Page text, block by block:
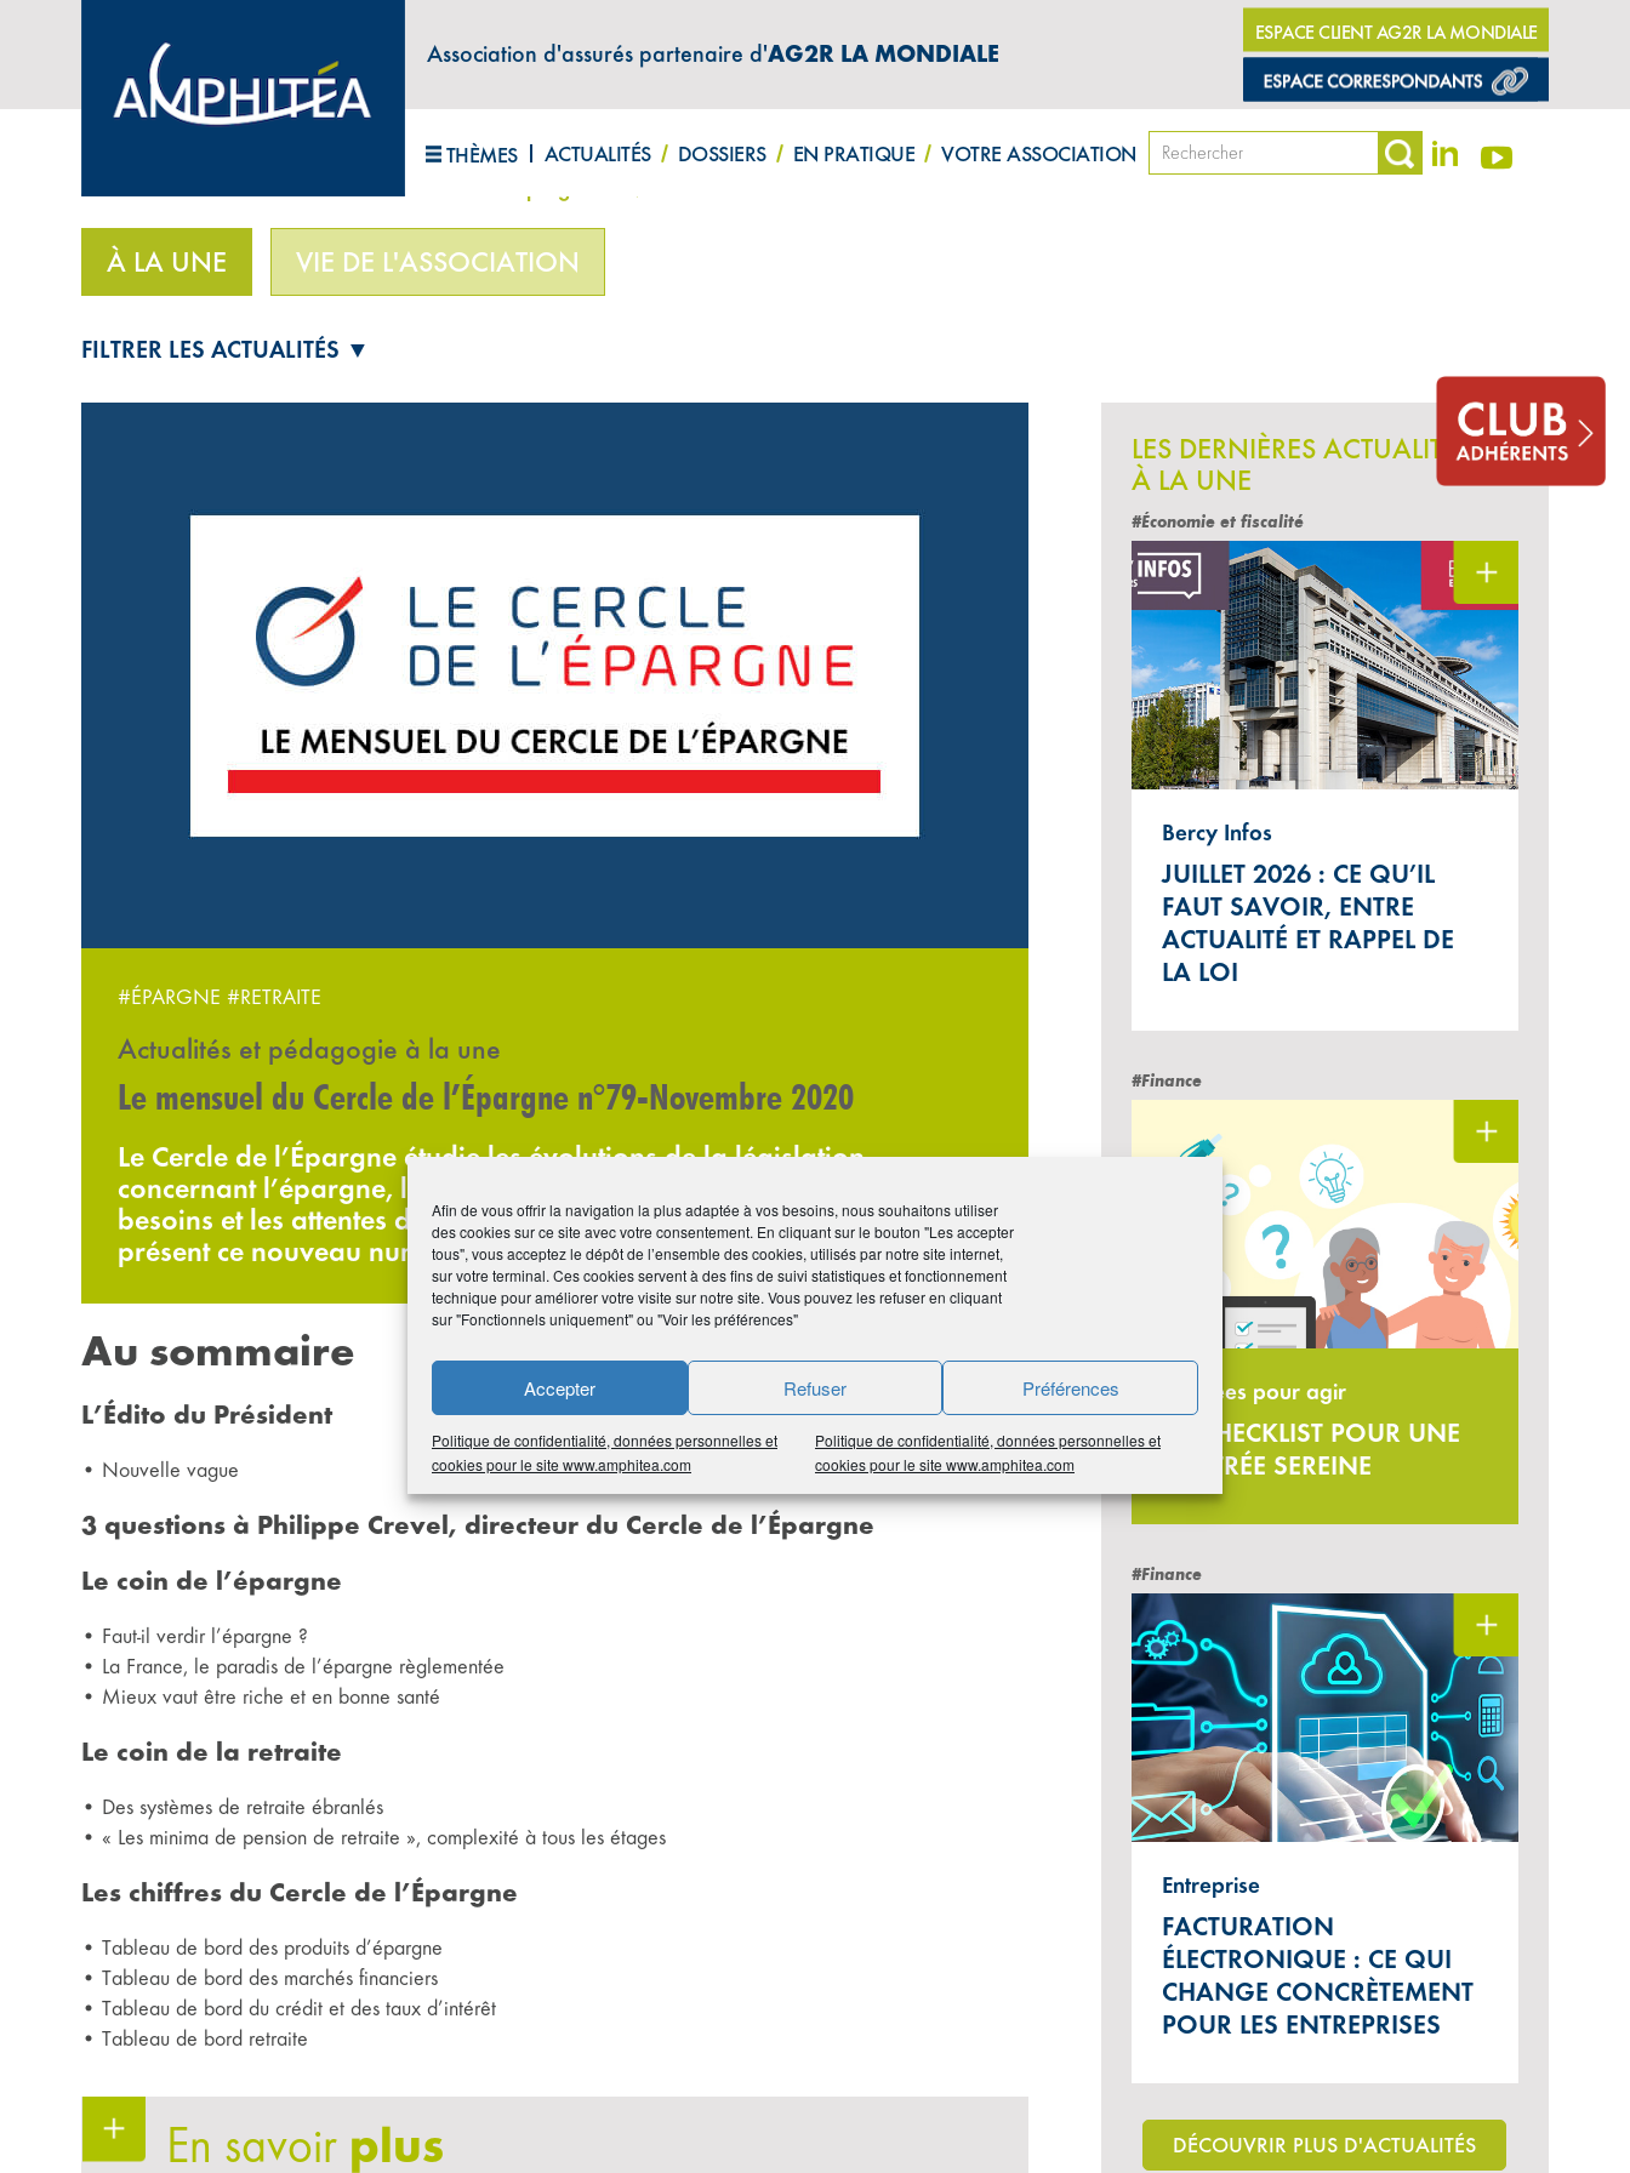
Afin de vous offrir la navigation la plus adaptée à vos besoins, nous souhaitons utiliser
des cookies sur ce site avec votre consentement. En cliquant sur le bouton "Les accepter
tous", vous acceptez le dépôt de l’ensemble des cookies, utilisés par notre site internet,
sur votre terminal. Ces cookies servent à des fins de suivi statistiques et fonctionnement
technique pour améliorer votre visite sur notre site. Vous pouvez les refuser en cliquant
sur "Fonctionnels uniquement" ou "Voir les préférences"
Accepter Refuser Préférences
Politique de confidentialité, données personnelles et
cookies pour le site www.amphitea.com
Politique de confidentialité, données personnelles et
cookies pour le site www.amphitea.com
Association d'assurés partenaire d'AG2R LA MONDIALE
ESPACE CLIENT AG2R LA MONDIALE
THÈMES ACTUALITÉS DOSSIERS EN PRATIQUE VOTRE ASSOCIATION
ABONNEZ-VOUS À LA LETTRE D'INFORMATIONS "AMPHITÉA INFOS"
À LA UNE VIE DE L'ASSOCIATION
FILTRER LES ACTUALITÉS ▼
#ÉPARGNE #RETRAITE
Actualités et pédagogie à la une
Le mensuel du Cercle de l’Épargne n°79-Novembre 2020
Le Cercle de l’Épargne étudie les évolutions de la législation
concernant l’épargne, la retraite et la prévoyance. Il analyse, les
besoins et les attentes des Français en la matière. Découvrez dès à
présent ce nouveau numéro riche en informations et éclairages.
Au sommaire
L’Édito du Président
• Nouvelle vague
3 questions à Philippe Crevel, directeur du Cercle de l’Épargne
Le coin de l’épargne
• Faut-il verdir l’épargne ?
• La France, le paradis de l’épargne règlementée
• Mieux vaut être riche et en bonne santé
Le coin de la retraite
• Des systèmes de retraite ébranlés
• « Les minima de pension de retraite », complexité à tous les étages
Les chiffres du Cercle de l’Épargne
• Tableau de bord des produits d’épargne
• Tableau de bord des marchés financiers
• Tableau de bord du crédit et des taux d’intérêt
• Tableau de bord retraite
En savoir plus
LES DERNIÈRES ACTUALITÉS
À LA UNE
#Économie et fiscalité
Bercy Infos
JUILLET 2026 : CE QU’IL
FAUT SAVOIR, ENTRE
ACTUALITÉ ET RAPPEL DE
LA LOI
#Finance
13 idées pour agir
LA CHECKLIST POUR UNE
RENTRÉE SEREINE
#Finance
Entreprise
FACTURATION
ÉLECTRONIQUE : CE QUI
CHANGE CONCRÈTEMENT
POUR LES ENTREPRISES
DÉCOUVRIR PLUS D'ACTUALITÉS